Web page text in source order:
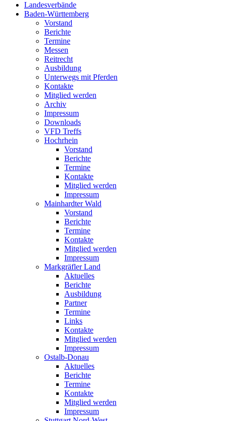
Landesverbände
Baden-Württemberg
Vorstand
Berichte
Termine
Messen
Reitrecht
Ausbildung
Unterwegs mit Pferden
Kontakte
Mitglied werden
Archiv
Impressum
Downloads
VFD Treffs
Hochrhein
Vorstand
Berichte
Termine
Kontakte
Mitglied werden
Impressum
Mainhardter Wald
Vorstand
Berichte
Termine
Kontakte
Mitglied werden
Impressum
Markgräfler Land
Aktuelles
Berichte
Ausbildung
Partner
Termine
Links
Kontakte
Mitglied werden
Impressum
Ostalb-Donau
Aktuelles
Berichte
Termine
Kontakte
Mitglied werden
Impressum